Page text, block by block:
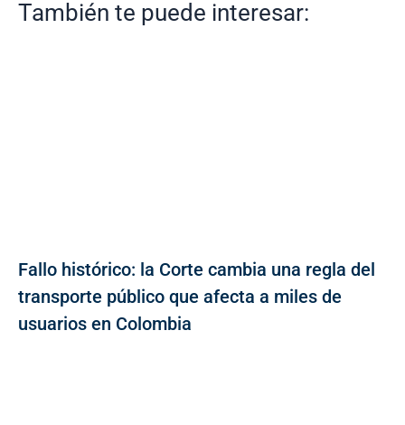
También te puede interesar:
Fallo histórico: la Corte cambia una regla del
transporte público que afecta a miles de
usuarios en Colombia